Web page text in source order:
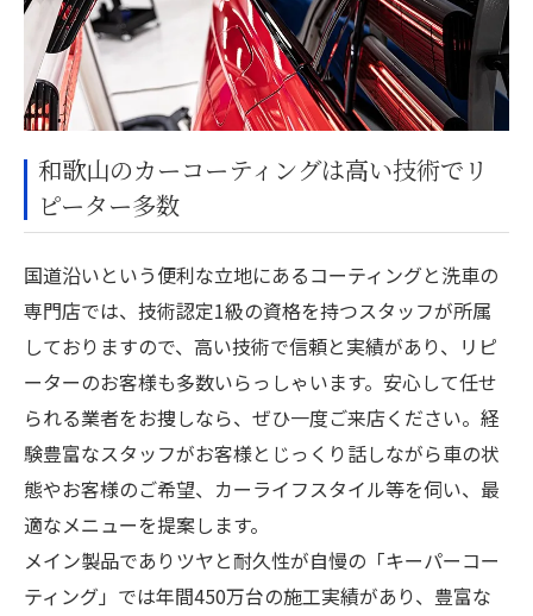
和歌山のカーコーティングは高い技術でリ
ピーター多数
国道沿いという便利な立地にあるコーティングと洗車の
専門店では、技術認定1級の資格を持つスタッフが所属
しておりますので、高い技術で信頼と実績があり、リピ
ーターのお客様も多数いらっしゃいます。安心して任せ
られる業者をお捜しなら、ぜひ一度ご来店ください。経
験豊富なスタッフがお客様とじっくり話しながら車の状
態やお客様のご希望、カーライフスタイル等を伺い、最
適なメニューを提案します。
メイン製品でありツヤと耐久性が自慢の「キーパーコー
ティング」では年間450万台の施工実績があり、豊富な